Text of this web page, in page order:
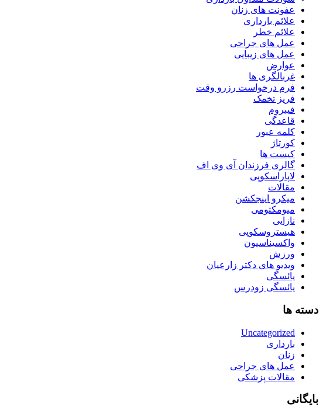
عفونت های زنان
علائم بارداری
علائم خطر
عمل های جراحی
عمل های زیبایی
عوارض
غربالگری ها
فرم درخواست رزرو وقت
فریز تخمک
فیبروم
قاعدگی
کلمه عبور
کورتاژ
کیست ها
گالری فرزندان آی وی اف
لاپاراسکوپی
مقالات
میکرو اینجکشن
میومکتومی
نازایی
هیستروسکوپی
واکسیناسیون
ورزش
ویدیو های دکتر زارعیان
یائسگی
یائسگی زودرس
دسته ها
Uncategorized
بارداری
زنان
عمل های جراحی
مقالات پزشکی
بایگانی